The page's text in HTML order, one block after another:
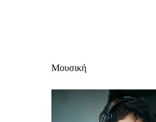
Μουσική